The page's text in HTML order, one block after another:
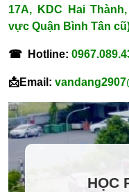
17A, KDC Hai
vực Quận Bình Tân
☎ Hotline:
📩Email:
HỌC